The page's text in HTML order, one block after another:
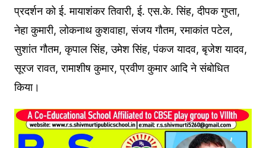
प्रदर्शन को ई. मायाशंकर तिवारी, ई. एस.के. सिंह, दीपक गुप्ता,
नेहा कुमारी, लोकनाथ कुशवाहा, संजय गौतम, रमाकांत पटेल,
सुशांत गौतम, कृपाल सिंह, उमेश सिंह, पंकज यादव, बृजेश यादव,
सूरज रावत, रामाशीष कुमार, प्रवीण कुमार आदि ने संबोधित
किया।